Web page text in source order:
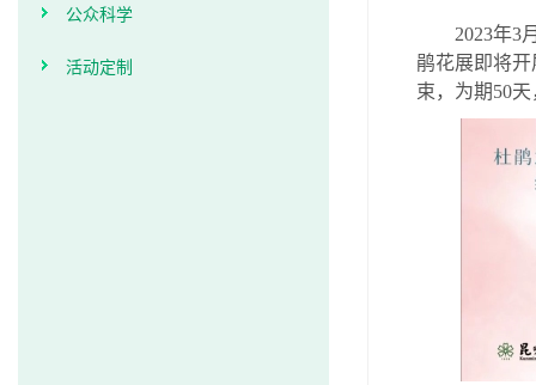
公众科学
活动定制
2023年3
鹃花展即将
束， 为期50天